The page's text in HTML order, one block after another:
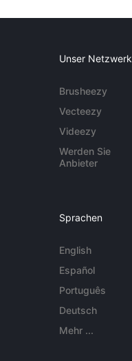
Unser Netzwerk
Brusheezy
Vecteezy
Videezy
Werden Sie
Anbieter
Sprachen
English
Español
Português
Deutsch
Mehr ...